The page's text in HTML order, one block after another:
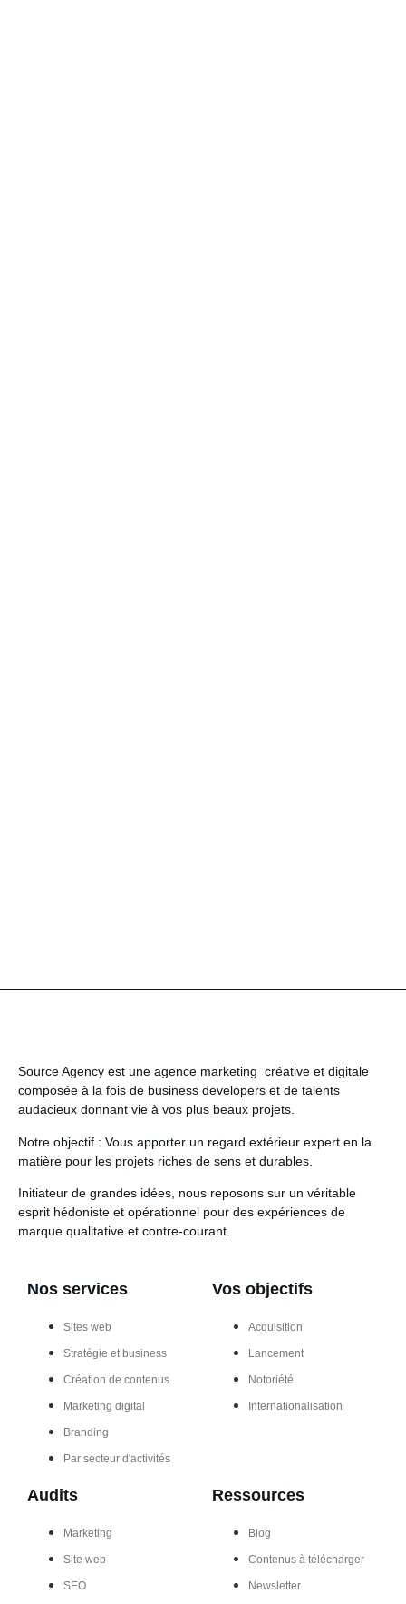
Source Agency est une agence marketing créative et digitale
composée à la fois de business developers et de talents
audacieux donnant vie à vos plus beaux projets.
Notre objectif : Vous apporter un regard extérieur expert en la
matière pour les projets riches de sens et durables.
Initiateur de grandes idées , nous reposons sur un véritable
esprit hédoniste et opérationnel pour des expériences de
marque qualitative et contre-courant.
Nos services
Sites web
Stratégie et business
Création de contenus
Marketing digital
Branding
Par secteur d'activités
Vos objectifs
Acquisition
Lancement
Notoriété
Internationalisation
Audits
Marketing
Site web
SEO
Ressources
Blog
Contenus à télécharger
Newsletter